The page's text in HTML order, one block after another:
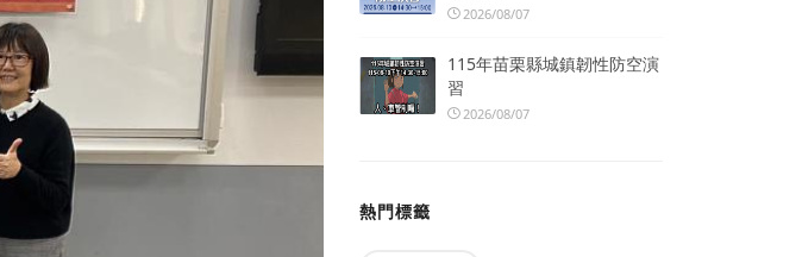
2026/08/07
115年苗栗縣城鎮韌性防空演
習
2026/08/07
熱門標籤